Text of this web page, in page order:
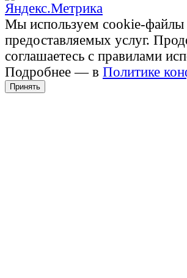
Мы используем cookie-файлы
предоставляемых услуг.
соглашаетесь с правилами
Подробнее — в Политике
Принять